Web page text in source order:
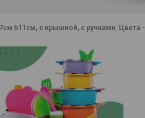
h11см, с крышкой, с ручками. Цвета -